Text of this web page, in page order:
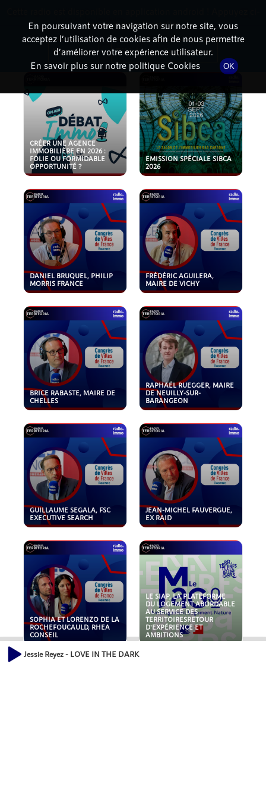
PODCASTS
CRÉER UNE AGENCE
IMMOBILIÈRE EN 2026 :
FOLIE OU FORMIDABLE
OPPORTUNITÉ ?
EMISSION SPÉCIALE SIBCA
2026
DANIEL BRUQUEL, PHILIP
MORRIS FRANCE
FRÉDÉRIC AGUILERA,
MAIRE DE VICHY
BRICE RABASTE, MAIRE DE
CHELLES
RAPHAËL RUEGGER, MAIRE
DE NEUILLY-SUR-
BARANGEON
GUILLAUME SEGALA, FSC
EXECUTIVE SEARCH
JEAN-MICHEL FAUVERGUE,
EX RAID
SOPHIA ET LORENZO DE LA
ROCHEFOUCAULD, RHEA
CONSEIL
LE SIAP, LA PLATEFORME
DU LOGEMENT ABORDABLE
AU SERVICE DES
TERRITOIRESRETOUR
D'EXPÉRIENCE ET
AMBITIONS
Jessie Reyez - LOVE IN THE DARK
En poursuivant votre navigation sur notre site, vous
acceptez l’utilisation de cookies afin de nous permettre
d’améliorer votre expérience utilisateur.
En savoir plus sur notre politique Cookies
OK
dessous pour l'installer.
Non merci Télécharger l'application